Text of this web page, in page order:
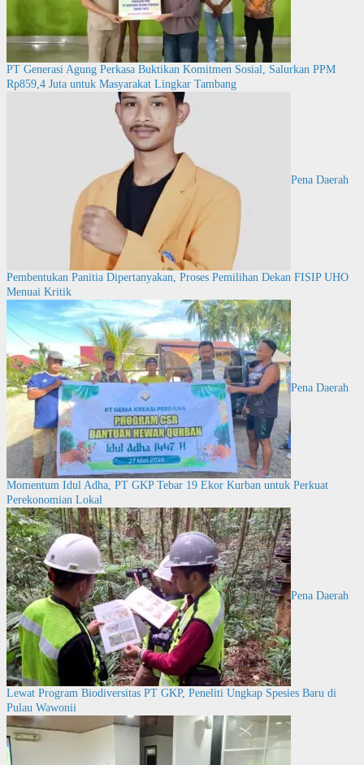
PT Generasi Agung Perkasa Buktikan Komitmen Sosial, Salurkan PPM
Rp859,4 Juta untuk Masyarakat Lingkar Tambang
Pena Daerah
Pembentukan Panitia Dipertanyakan, Proses Pemilihan Dekan FISIP UHO
Menuai Kritik
Pena Daerah
Momentum Idul Adha, PT GKP Tebar 19 Ekor Kurban untuk Perkuat
Perekonomian Lokal
Pena Daerah
Lewat Program Biodiversitas PT GKP, Peneliti Ungkap Spesies Baru di
Pulau Wawonii